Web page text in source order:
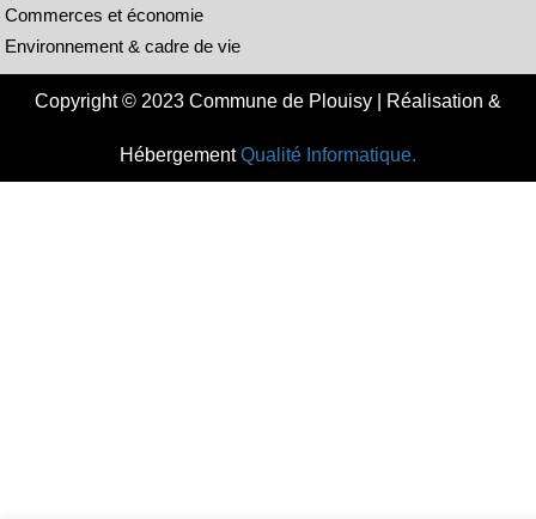
Commerces et économie
Environnement & cadre de vie
Copyright © 2023 Commune de Plouisy | Réalisation &
HébergementQualité Informatique.